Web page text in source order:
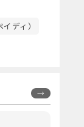
ディ）